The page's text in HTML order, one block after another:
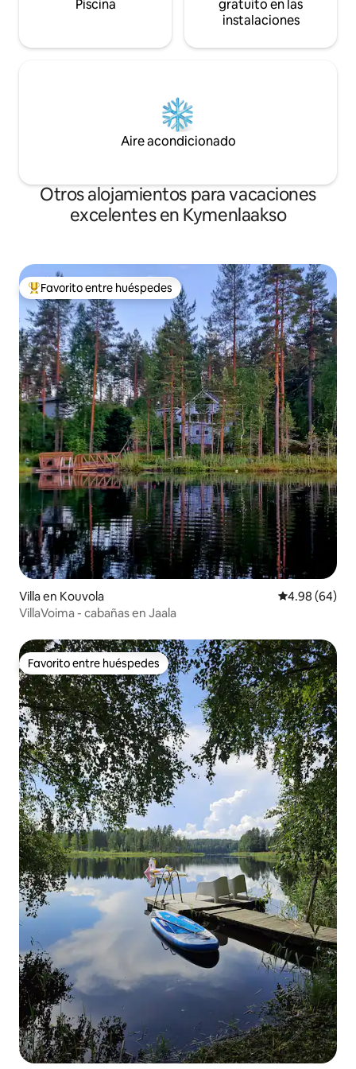
Piscina
gratuito en las
instalaciones
Aire acondicionado
Otros alojamientos para vacaciones
excelentes en Kymenlaakso
Favorito entre huéspedes preferido
Favorito entre huéspedes
Villa en Kouvola Calificación
4.98 (64)
VillaVoima - cabañas en Jaala
Favorito entre huéspedes
Favorito entre huéspedes